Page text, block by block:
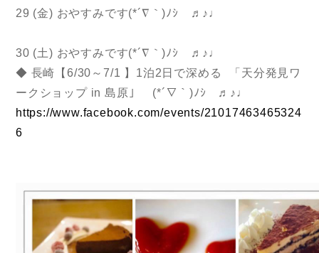
29 (金) おやすみです(*´∇｀)ﾉｼ ♬♪♩
30 (土) おやすみです(*´∇｀)ﾉｼ ♬♪♩
◆ 長崎【6/30～7/1 】1泊2日で深める 「天分発見ワ
ークショップ in 島原」 (*´∇｀)ﾉｼ ♬♪♩
https://www.facebook.com/events/21017463465324
6